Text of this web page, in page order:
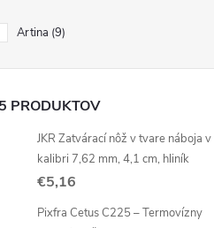
Artina 9
PRODUKTOV
JKR Zatvárací nôž v tvare náboja v
kalibri 7,62 mm, 4,1 cm, hliník
€5,16
Pixfra Cetus C225 – Termovízny